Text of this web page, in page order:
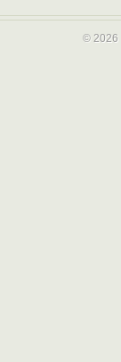
© 2026